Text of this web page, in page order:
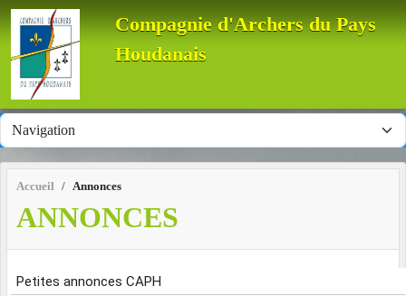
Compagnie d'Archers du Pays
Houdanais
Accueil Annonces
ANNONCES
Panneau de gestion des cookies